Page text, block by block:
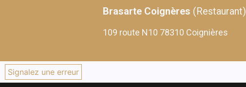
Brasarte Coignères (Restaurant)
109 route N10 78310 Coignières
Signalez une erreur